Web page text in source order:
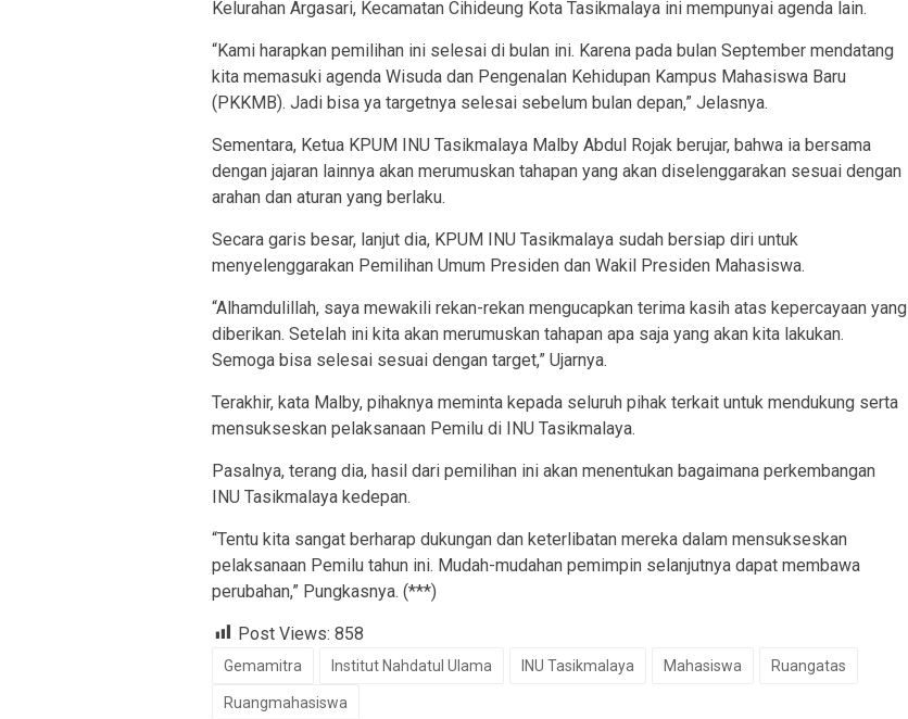
Kelurahan Argasari, Kecamatan Cihideung Kota Tasikmalaya ini mempunyai agenda lain.
“Kami harapkan pemilihan ini selesai di bulan ini. Karena pada bulan September mendatang
kita memasuki agenda Wisuda dan Pengenalan Kehidupan Kampus Mahasiswa Baru
(PKKMB). Jadi bisa ya targetnya selesai sebelum bulan depan,” Jelasnya.
Sementara, Ketua KPUM INU Tasikmalaya Malby Abdul Rojak berujar, bahwa ia bersama
dengan jajaran lainnya akan merumuskan tahapan yang akan diselenggarakan sesuai dengan
arahan dan aturan yang berlaku.
Secara garis besar, lanjut dia, KPUM INU Tasikmalaya sudah bersiap diri untuk
menyelenggarakan Pemilihan Umum Presiden dan Wakil Presiden Mahasiswa.
“Alhamdulillah, saya mewakili rekan-rekan mengucapkan terima kasih atas kepercayaan yang
diberikan. Setelah ini kita akan merumuskan tahapan apa saja yang akan kita lakukan.
Semoga bisa selesai sesuai dengan target,” Ujarnya.
Terakhir, kata Malby, pihaknya meminta kepada seluruh pihak terkait untuk mendukung serta
mensukseskan pelaksanaan Pemilu di INU Tasikmalaya.
Pasalnya, terang dia, hasil dari pemilihan ini akan menentukan bagaimana perkembangan
INU Tasikmalaya kedepan.
“Tentu kita sangat berharap dukungan dan keterlibatan mereka dalam mensukseskan
pelaksanaan Pemilu tahun ini. Mudah-mudahan pemimpin selanjutnya dapat membawa
perubahan,” Pungkasnya. (***)
Post Views: 858
Gemamitra Institut Nahdatul Ulama INU Tasikmalaya Mahasiswa Ruangatas
Ruangmahasiswa